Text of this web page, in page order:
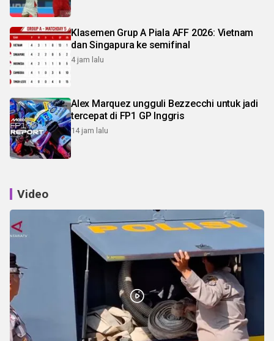
Klasemen Grup A Piala AFF 2026: Vietnam
dan Singapura ke semifinal
4 jam lalu
Alex Marquez ungguli Bezzecchi untuk jadi
tercepat di FP1 GP Inggris
14 jam lalu
Video